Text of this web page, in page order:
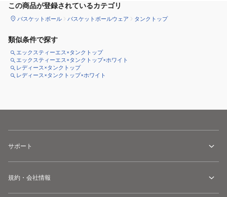
この商品が登録されているカテゴリ
バスケットボール バスケットボールウェア タンクトップ
類似条件で探す
エックスティーエス×タンクトップ
エックスティーエス×タンクトップ×ホワイト
レディース×タンクトップ
レディース×タンクトップ×ホワイト
サポート
規約・会社情報